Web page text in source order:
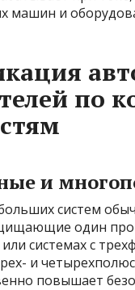
машин и
по
и
систем
один
системах с
и
повышает